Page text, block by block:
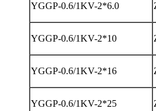
YGGP-0.6/1KV-2*6.0
YGGP-0.6/1KV-2*10
YGGP-0.6/1KV-2*16
YGGP-0.6/1KV-2*25